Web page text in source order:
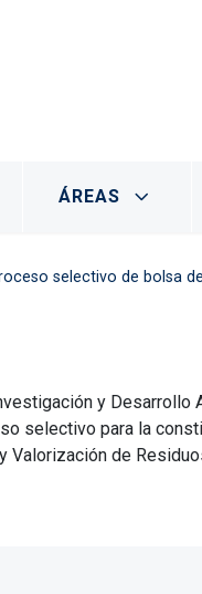
- ÁREAS
de bolsa de trabajo del
y Desarrollo
selectivo para la
Valorización de